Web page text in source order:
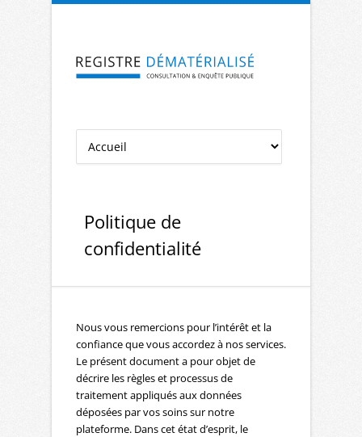
Aller à la navigation Aller au contenu
Politique de
confidentialité
Nous vous remercions pour l’intérêt et la
confiance que vous accordez à nos services.
Le présent document a pour objet de
décrire les règles et processus de
traitement appliqués aux données
déposées par vos soins sur notre
plateforme. Dans cet état d’esprit, le